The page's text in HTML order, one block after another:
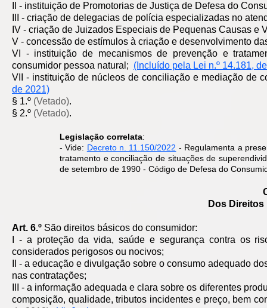
II - instituição de Promotorias de Justiça de Defesa do
III - criação de delegacias de polícia especializadas no
IV - criação de Juizados Especiais de Pequenas Causas
V - concessão de estímulos à criação e desenvolvimento
VI - instituição de mecanismos de prevenção e
consumidor pessoa natural; (Incluído pela Lei n.º 14.181,
VII - instituição de núcleos de conciliação e mediação de
de 2021)
§ 1.º (Vetado).
§ 2.º (Vetado).
Legislação correlata:
- Vide: Decreto n. 11.150/2022 - Regulamenta a
tratamento e conciliação de situações de
de setembro de 1990 - Código de Defesa do
Dos
Art. 6.º São direitos básicos do consumidor:
I - a proteção da vida, saúde e segurança contra os
considerados perigosos ou nocivos;
II - a educação e divulgação sobre o consumo adequado
nas contratações;
III - a informação adequada e clara sobre os diferentes
composição, qualidade, tributos incidentes e preço, bem